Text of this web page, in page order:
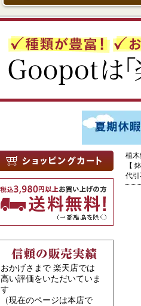
おかげさまで 楽天店では
高い評価をいただいていま
す
（現在のページは本店で
植
【
代